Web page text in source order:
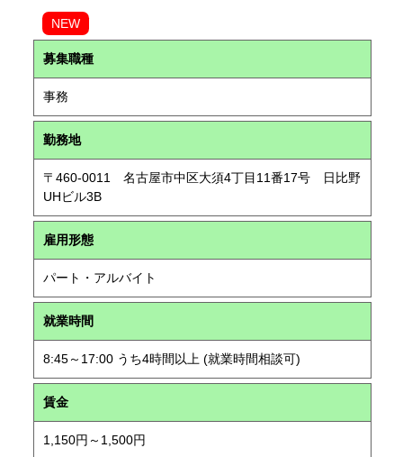
NEW
募集職種
事務
勤務地
〒460-0011 名古屋市中区大須4丁目11番17号 日比野
UHビル3B
雇用形態
パート・アルバイト
就業時間
8:45～17:00 うち4時間以上 (就業時間相談可)
賃金
1,150円～1,500円